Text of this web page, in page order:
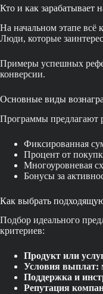
Кто и как зарабатывает
На начальном этапе всё
Люди, которые
Примеры успешных
конверсии.
Основные виды
Программы предлагают
Фиксированная
Процент от
Многоуровневая
Бонусы за
Как выбрать
Подбор идеального
критериев:
Продукт или
Условия выплат:
Поддержка и
Репутация